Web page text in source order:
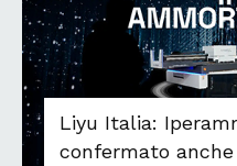
Liyu Italia:
confermato